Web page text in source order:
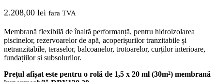
2.208,00 lei fara TVA
Membrană flexibilă de înaltă performanță, pentru hidroizolarea
piscinelor, rezervoarelor de apă, acoperișurilor tranzitabile și
netranzitabile, teraselor, balcoanelor, trotoarelor, curților interioare,
fundațiilor și subsolurilor.
Prețul afișat este pentru o rolă de 1,5 x 20 ml (30m²) membrană